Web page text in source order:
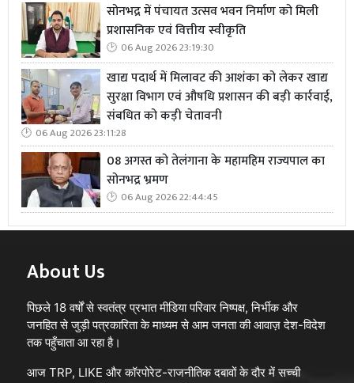
सोनभद्र में पंचायत उत्सव भवन निर्माण को मिली
प्रशासनिक एवं वित्तीय स्वीकृति
06 Aug 2026 23:19:30
खाद्य पदार्थ में मिलावट की आशंका को लेकर खाद्य
सुरक्षा विभाग एवं औषधि प्रशासन की बड़ी कार्रवाई,
संबधित को कड़ी चेतावनी
06 Aug 2026 23:11:28
08 अगस्त को तेलंगाना के महामहिम राज्यपाल का
सोनभद्र भ्रमण
06 Aug 2026 22:44:45
About Us
पिछले 18 वर्षों से स्वतंत्र प्रभात मीडिया परिवार निष्पक्ष, निर्भीक और
जनहित से जुड़ी पत्रकारिता के माध्यम से आम जनता की आवाज़ देश-विदेश
तक पहुँचाता आ रहा है।
आज TRP, LIKE और कॉरपोरेट-राजनीतिक दबावों के दौर में सच्ची